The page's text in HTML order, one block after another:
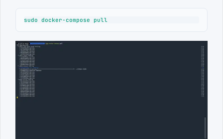
sudo docker-compose pull